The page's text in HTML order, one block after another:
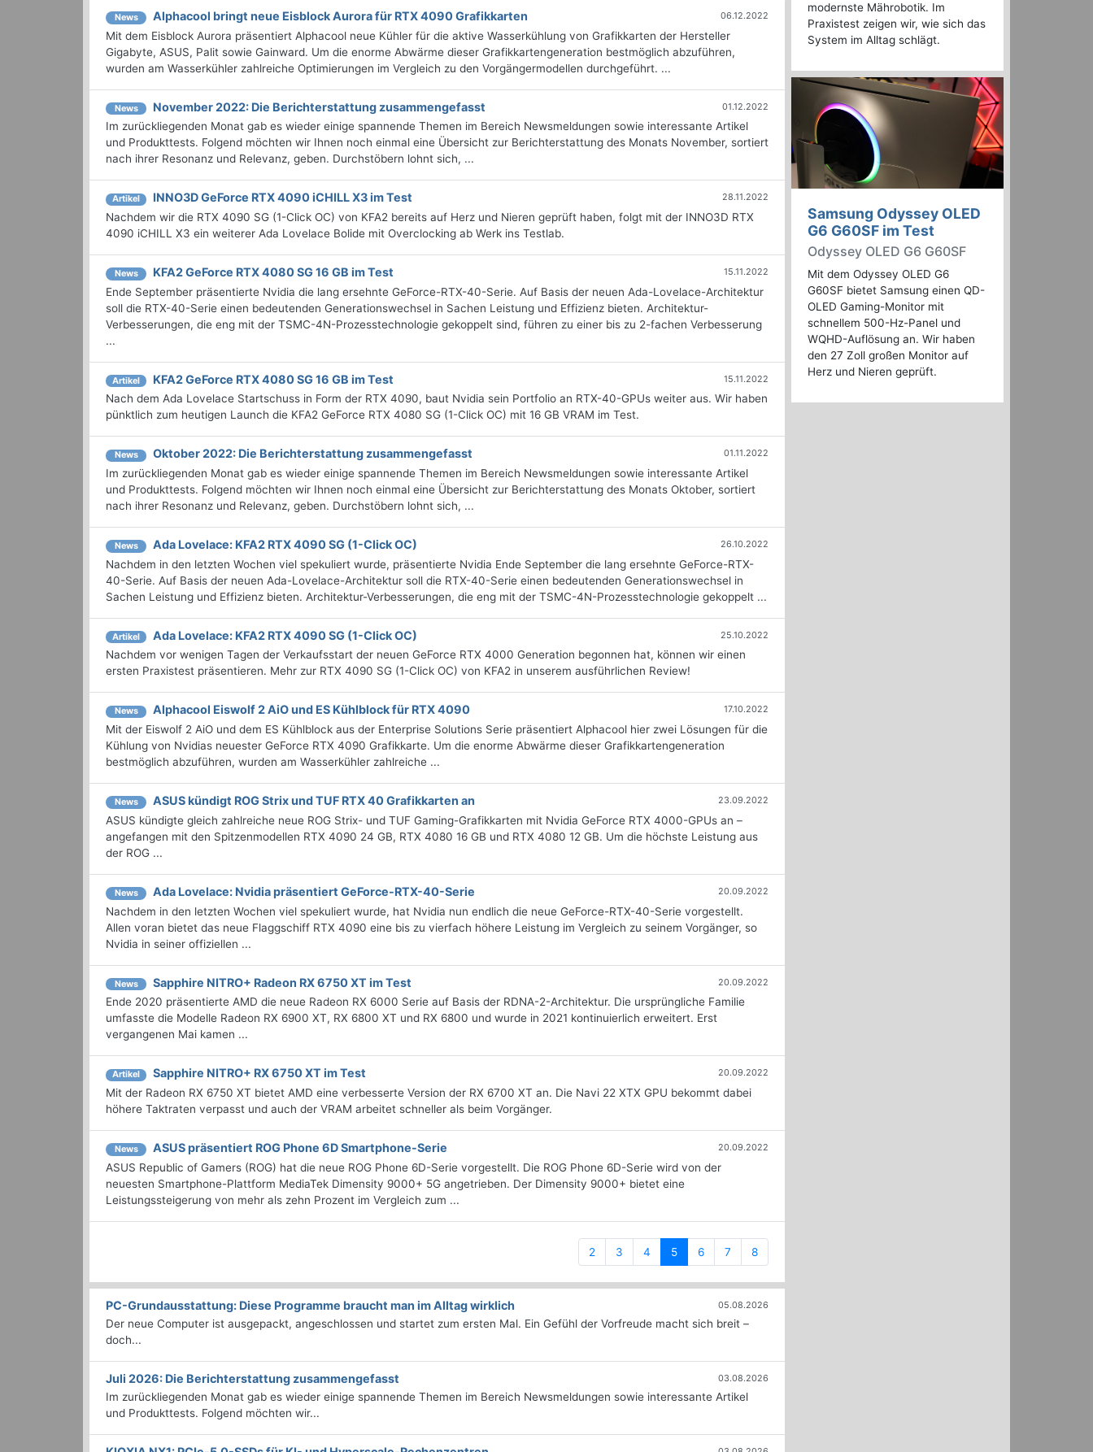
News Alphacool bringt neue Eisblock Aurora für RTX 4090 Grafikkarten 06.12.2022
Mit dem Eisblock Aurora präsentiert Alphacool neue Kühler für die aktive Wasserkühlung von Grafikkarten der Hersteller
Gigabyte, ASUS, Palit sowie Gainward. Um die enorme Abwärme dieser Grafikkartengeneration bestmöglich abzuführen,
wurden am Wasserkühler zahlreiche Optimierungen im Vergleich zu den Vorgängermodellen durchgeführt. ...
News November 2022: Die Bericht­erstattung zusammengefasst 01.12.2022
Im zurückliegenden Monat gab es wieder einige spannende Themen im Bereich Newsmeldungen sowie interessante Artikel
und Produkttests. Folgend möchten wir Ihnen noch einmal eine Übersicht zur Berichterstattung des Monats November, sortiert
nach ihrer Resonanz und Relevanz, geben. Durchstöbern lohnt sich, ...
Artikel INNO3D GeForce RTX 4090 iCHILL X3 im Test 28.11.2022
Nachdem wir die RTX 4090 SG (1-Click OC) von KFA2 bereits auf Herz und Nieren geprüft haben, folgt mit der INNO3D RTX
4090 iCHILL X3 ein weiterer Ada Lovelace Bolide mit Overclocking ab Werk ins Testlab.
News KFA2 GeForce RTX 4080 SG 16 GB im Test 15.11.2022
Ende September präsentierte Nvidia die lang ersehnte GeForce-RTX-40-Serie. Auf Basis der neuen Ada-Lovelace-Architektur
soll die RTX-40-Serie einen bedeutenden Generationswechsel in Sachen Leistung und Effizienz bieten. Architektur-
Verbesserungen, die eng mit der TSMC-4N-Prozesstechnologie gekoppelt sind, führen zu einer bis zu 2-fachen Verbesserung
...
Artikel KFA2 GeForce RTX 4080 SG 16 GB im Test 15.11.2022
Nach dem Ada Lovelace Startschuss in Form der RTX 4090, baut Nvidia sein Portfolio an RTX-40-GPUs weiter aus. Wir haben
pünktlich zum heutigen Launch die KFA2 GeForce RTX 4080 SG (1-Click OC) mit 16 GB VRAM im Test.
News Oktober 2022: Die Bericht­erstattung zusammengefasst 01.11.2022
Im zurückliegenden Monat gab es wieder einige spannende Themen im Bereich Newsmeldungen sowie interessante Artikel
und Produkttests. Folgend möchten wir Ihnen noch einmal eine Übersicht zur Berichterstattung des Monats Oktober, sortiert
nach ihrer Resonanz und Relevanz, geben. Durchstöbern lohnt sich, ...
News Ada Lovelace: KFA2 RTX 4090 SG (1-Click OC) 26.10.2022
Nachdem in den letzten Wochen viel spekuliert wurde, präsentierte Nvidia Ende September die lang ersehnte GeForce-RTX-
40-Serie. Auf Basis der neuen Ada-Lovelace-Architektur soll die RTX-40-Serie einen bedeutenden Generationswechsel in
Sachen Leistung und Effizienz bieten. Architektur-Verbesserungen, die eng mit der TSMC-4N-Prozesstechnologie gekoppelt ...
Artikel Ada Lovelace: KFA2 RTX 4090 SG (1-Click OC) 25.10.2022
Nachdem vor wenigen Tagen der Verkaufsstart der neuen GeForce RTX 4000 Generation begonnen hat, können wir einen
ersten Praxistest präsentieren. Mehr zur RTX 4090 SG (1-Click OC) von KFA2 in unserem ausführlichen Review!
News Alphacool Eiswolf 2 AiO und ES Kühlblock für RTX 4090 17.10.2022
Mit der Eiswolf 2 AiO und dem ES Kühlblock aus der Enterprise Solutions Serie präsentiert Alphacool hier zwei Lösungen für die
Kühlung von Nvidias neuester GeForce RTX 4090 Grafikkarte. Um die enorme Abwärme dieser Grafikkartengeneration
bestmöglich abzuführen, wurden am Wasserkühler zahlreiche ...
News ASUS kündigt ROG Strix und TUF RTX 40 Grafikkarten an 23.09.2022
ASUS kündigte gleich zahlreiche neue ROG Strix- und TUF Gaming-Grafikkarten mit Nvidia GeForce RTX 4000-GPUs an –
angefangen mit den Spitzenmodellen RTX 4090 24 GB, RTX 4080 16 GB und RTX 4080 12 GB. Um die höchste Leistung aus
der ROG ...
News Ada Lovelace: Nvidia präsentiert GeForce-RTX-40-Serie 20.09.2022
Nachdem in den letzten Wochen viel spekuliert wurde, hat Nvidia nun endlich die neue GeForce-RTX-40-Serie vorgestellt.
Allen voran bietet das neue Flaggschiff RTX 4090 eine bis zu vierfach höhere Leistung im Vergleich zu seinem Vorgänger, so
Nvidia in seiner offiziellen ...
News Sapphire NITRO+ Radeon RX 6750 XT im Test 20.09.2022
Ende 2020 präsentierte AMD die neue Radeon RX 6000 Serie auf Basis der RDNA-2-Architektur. Die ursprüngliche Familie
umfasste die Modelle Radeon RX 6900 XT, RX 6800 XT und RX 6800 und wurde in 2021 kontinuierlich erweitert. Erst
vergangenen Mai kamen ...
Artikel Sapphire NITRO+ RX 6750 XT im Test 20.09.2022
Mit der Radeon RX 6750 XT bietet AMD eine verbesserte Version der RX 6700 XT an. Die Navi 22 XTX GPU bekommt dabei
höhere Taktraten verpasst und auch der VRAM arbeitet schneller als beim Vorgänger.
News ASUS präsentiert ROG Phone 6D Smartphone-Serie 20.09.2022
ASUS Republic of Gamers (ROG) hat die neue ROG Phone 6D-Serie vorgestellt. Die ROG Phone 6D-Serie wird von der
neuesten Smartphone-Plattform MediaTek Dimensity 9000+ 5G angetrieben. Der Dimensity 9000+ bietet eine
Leistungssteigerung von mehr als zehn Prozent im Vergleich zum ...
2 3 4 5(current)
6 7 8
PC-Grundausstattung: Diese Programme braucht man im Alltag wirklich 05.08.2026
Der neue Computer ist ausgepackt, angeschlossen und startet zum ersten Mal. Ein Gefühl der Vorfreude macht sich breit –
doch...
Juli 2026: Die Bericht­erstattung zusammengefasst 03.08.2026
Im zurückliegenden Monat gab es wieder einige spannende Themen im Bereich Newsmeldungen sowie interessante Artikel
und Produkttests. Folgend möchten wir...
modernste Mährobotik. Im
Praxistest zeigen wir, wie sich das
System im Alltag schlägt.
Samsung Odyssey OLED
G6 G60SF im Test
Odyssey OLED G6 G60SF
Mit dem Odyssey OLED G6
G60SF bietet Samsung einen QD-
OLED Gaming-Monitor mit
schnellem 500-Hz-Panel und
WQHD-Auflösung an. Wir haben
den 27 Zoll großen Monitor auf
Herz und Nieren geprüft.